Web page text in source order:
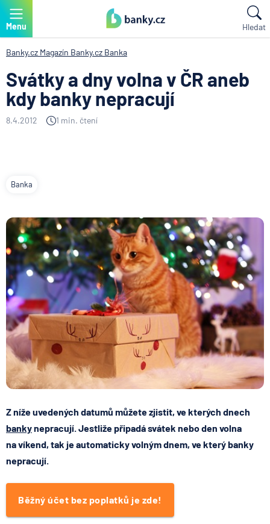
Menu Hledat
Banky.cz Magazín Banky.cz Banka
Svátky a dny volna v ČR aneb
kdy banky nepracují
8.4.2012 1 min. čtení
Banka
Z níže uvedených datumů můžete zjistit, ve kterých dnech
bankynepracují. Jestliže připadá svátek nebo den volna
na víkend, tak je automaticky volným dnem, ve který banky
nepracují.
Běžný účet bez poplatků je zde!